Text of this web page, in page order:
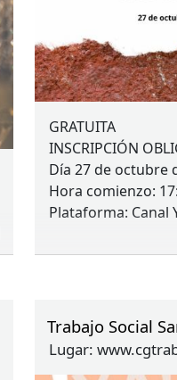
GRATUITA
INSCRIPCIÓN
Día 27 de octubre
Hora comienzo:
Plataforma: Canal
Trabajo Social
Lugar: